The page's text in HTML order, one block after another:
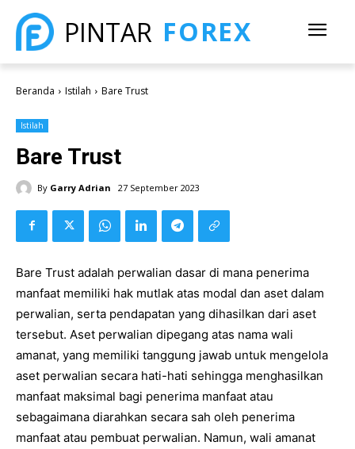
PINTAR FOREX
Beranda Istilah Bare Trust
Istilah
Bare Trust
By Garry Adrian 27 September 2023
Bare Trust adalah perwalian dasar di mana penerima
manfaat memiliki hak mutlak atas modal dan aset dalam
perwalian, serta pendapatan yang dihasilkan dari aset
tersebut. Aset perwalian dipegang atas nama wali
amanat, yang memiliki tanggung jawab untuk mengelola
aset perwalian secara hati-hati sehingga menghasilkan
manfaat maksimal bagi penerima manfaat atau
sebagaimana diarahkan secara sah oleh penerima
manfaat atau pembuat perwalian. Namun, wali amanat